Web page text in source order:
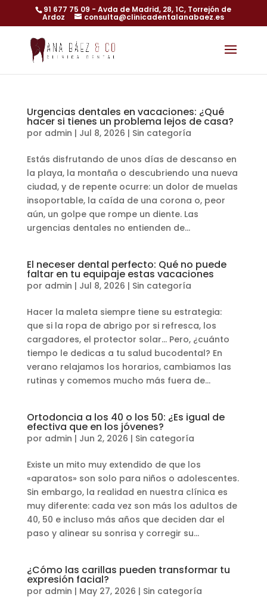
91 677 75 09 - Avda de Madrid, 28, 1C, Torrejón de
Ardoz consulta@clinicadentalanabaez.es
Urgencias dentales en vacaciones: ¿Qué
hacer si tienes un problema lejos de casa?
por admin | Jul 8, 2026 | Sin categoría
Estás disfrutando de unos días de descanso en
la playa, la montaña o descubriendo una nueva
ciudad, y de repente ocurre: un dolor de muelas
insoportable, la caída de una corona o, peor
aún, un golpe que rompe un diente. Las
urgencias dentales no entienden de...
El neceser dental perfecto: Qué no puede
faltar en tu equipaje estas vacaciones
por admin | Jul 8, 2026 | Sin categoría
Hacer la maleta siempre tiene su estrategia:
que si la ropa de abrigo por si refresca, los
cargadores, el protector solar… Pero, ¿cuánto
tiempo le dedicas a tu salud bucodental? En
verano relajamos los horarios, cambiamos las
rutinas y comemos mucho más fuera de...
Ortodoncia a los 40 o los 50: ¿Es igual de
efectiva que en los jóvenes?
por admin | Jun 2, 2026 | Sin categoría
Existe un mito muy extendido de que los
«aparatos» son solo para niños o adolescentes.
Sin embargo, la realidad en nuestra clínica es
muy diferente: cada vez son más los adultos de
40, 50 e incluso más años que deciden dar el
paso y alinear su sonrisa y corregir su...
¿Cómo las carillas pueden transformar tu
expresión facial?
por admin | May 27, 2026 | Sin categoría